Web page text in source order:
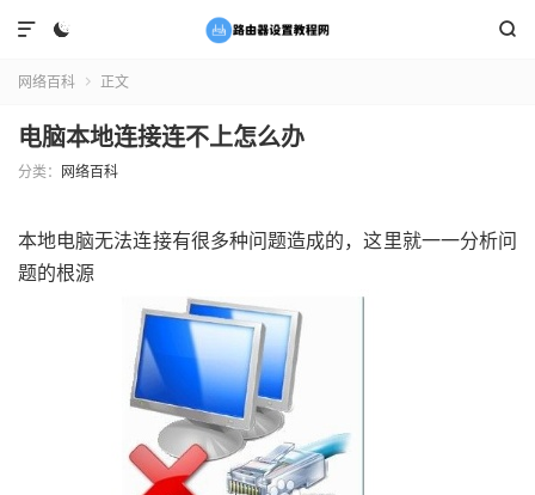
 

网络百科  正文
电脑本地连接连不上怎么办
分类： 网络百科
本地电脑无法连接有很多种问题造成的，这里就一一分析问
题的根源